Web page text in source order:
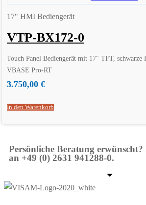
17" HMI Bediengerät
VTP-BX172-0
Touch Panel Bediengerät mit 17″ TFT,
VBASE Pro-RT
3.750,00 €
In den Warenkorb
Persönliche Beratung erwünscht?
an +49 (0) 2631 941288-0.